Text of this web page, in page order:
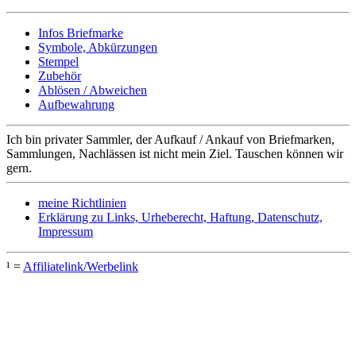
Infos Briefmarke
Symbole, Abkürzungen
Stempel
Zubehör
Ablösen / Abweichen
Aufbewahrung
Ich bin privater Sammler, der Aufkauf / Ankauf von Briefmarken,
Sammlungen, Nachlässen ist nicht mein Ziel. Tauschen können wir
gern.
meine Richtlinien
Erklärung zu Links, Urheberecht, Haftung, Datenschutz,
Impressum
¹ = Affiliatelink/Werbelink